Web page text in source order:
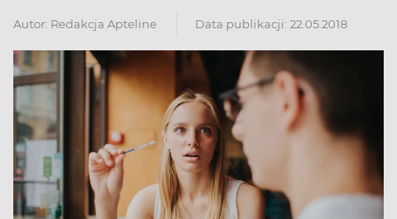
Autor: Redakcja Apteline Data publikacji: 22.05.2018